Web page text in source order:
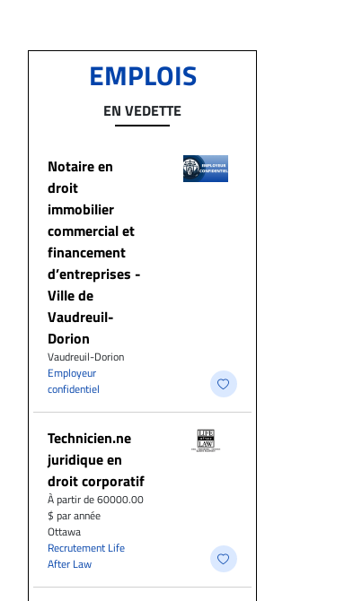
EMPLOIS
EN VEDETTE
Notaire en
droit
immobilier
commercial et
financement
d’entreprises -
Ville de
Vaudreuil-
Dorion
Vaudreuil-Dorion
Employeur
confidentiel
Technicien.ne
juridique en
droit corporatif
À partir de 60000.00
$ par année
Ottawa
Recrutement Life
After Law